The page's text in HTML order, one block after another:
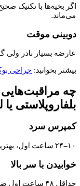
اگر بخیه‌ها با تکنیک
می‌ماند.
دوبینی موقت
عارضه بسیار نادر ولی
بیشتر بخوانید: جراحی
چه مراقبت‌هایی
بلفاروپلاستی
کمپرس سرد
۱۰–۲۴ ساعت اول، بهترین روش برای کاهش تورم.
خوابیدن با سر بالا
حداقل ۴۸ ساعت اول ضروری است تا فشار ورم کمتر شود.